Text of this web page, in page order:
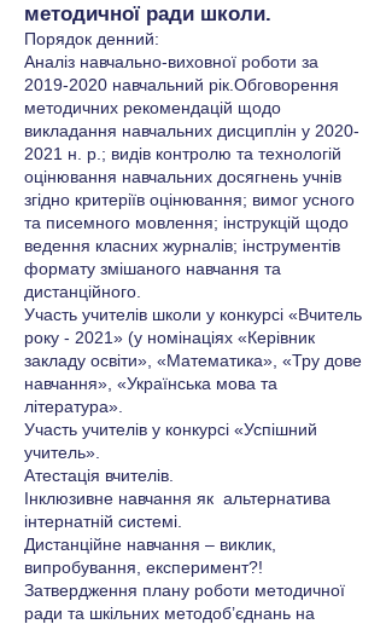
методичної ради школи.
Порядок денний:
Аналіз навчально-виховної роботи за
2019-2020 навчальний рік.Обговорення
методичних рекомендацій щодо
викладання навчальних дисциплін у 2020-
2021 н. р.; видів контролю та технологій
оцінювання навчальних досягнень учнів
згідно критеріїв оцінювання; вимог усного
та писемного мовлення; інструкцій щодо
ведення класних журналів; інструментів
формату змішаного навчання та
дистанційного.
Участь учителів школи у конкурсі «Вчитель
року - 2021» (у номінаціях «Керівник
закладу освіти», «Математика», «Тру дове
навчання», «Українська мова та
література».
Участь учителів у конкурсі «Успішний
учитель».
Атестація вчителів.
Інклюзивне навчання як альтернатива
інтернатній системі.
Дистанційне навчання – виклик,
випробування, експеримент?!
Затвердження плану роботи методичної
ради та шкільних методоб’єднань на